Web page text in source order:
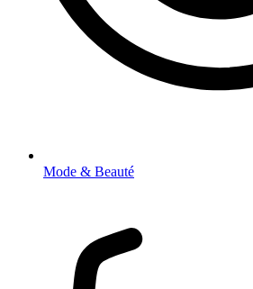
Mode & Beauté